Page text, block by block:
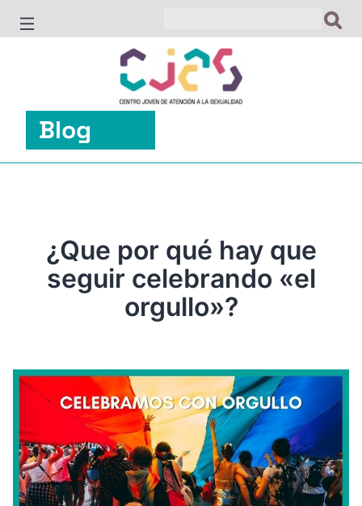
Blog
¿Que por qué hay que
seguir celebrando «el
orgullo»?